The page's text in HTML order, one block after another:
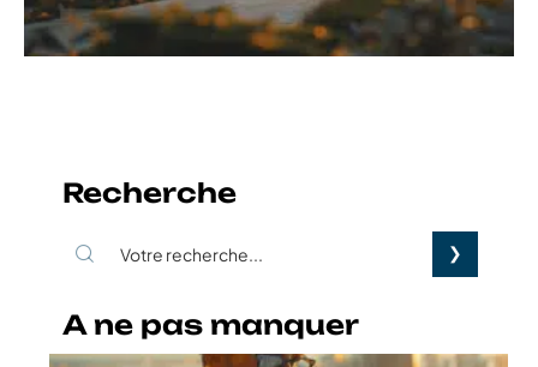
Recherche
A ne pas manquer